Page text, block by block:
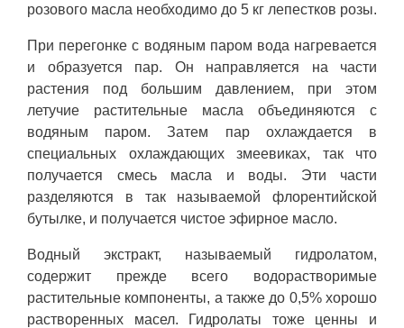
розового масла необходимо до 5 кг лепестков розы.
При перегонке с водяным паром вода нагревается
и образуется пар. Он направляется на части
растения под большим давлением, при этом
летучие растительные масла объединяются с
водяным паром. Затем пар охлаждается в
специальных охлаждающих змеевиках, так что
получается смесь масла и воды. Эти части
разделяются в так называемой флорентийской
бутылке, и получается чистое эфирное масло.
Водный экстракт, называемый гидролатом,
содержит прежде всего водорастворимые
растительные компоненты, а также до 0,5% хорошо
растворенных масел. Гидролаты тоже ценны и